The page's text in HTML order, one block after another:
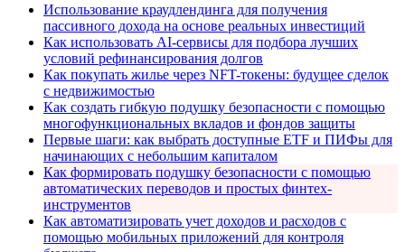
Использование краудлендинга для получения
пассивного дохода на основе реальных инвестиций
Как использовать AI-сервисы для подбора лучших
условий рефинансирования долгов
Как покупать жилье через NFT-токены: будущее сделок
с недвижимостью
Как создать гибкую подушку безопасности с помощью
многофункциональных вкладов и фондов защиты
Первые шаги: как выбрать доступные ETF и ПИФы для
начинающих с небольшим капиталом
Как формировать подушку безопасности с помощью
автоматических переводов и простых финтех-
инструментов
Как автоматизировать учет доходов и расходов с
помощью мобильных приложений для контроля